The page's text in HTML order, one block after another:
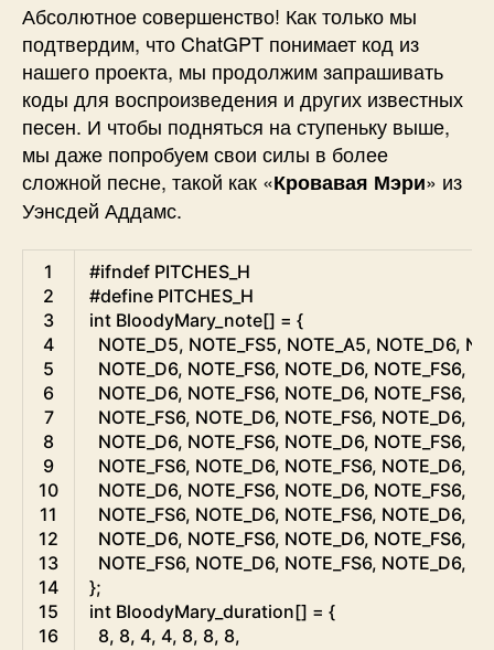
Абсолютное совершенство! Как только мы
подтвердим, что ChatGPT понимает код из
нашего проекта, мы продолжим запрашивать
коды для воспроизведения и других известных
песен. И чтобы подняться на ступеньку выше,
мы даже попробуем свои силы в более
сложной песне, такой как «Кровавая Мэри» из
Уэнсдей Аддамс.
1
2
3
4
5
6
7
8
9
10
11
12
13
14
15
16
#ifndef PITCHES_H
#define PITCHES_H
int BloodyMary_note[] = {
NOTE_D5, NOTE_FS5, NOTE_A5, NOTE_D6,
NOTE_D6, NOTE_FS6, NOTE_D6, NOTE_FS6,
NOTE_D6, NOTE_FS6, NOTE_D6, NOTE_FS6,
NOTE_FS6, NOTE_D6, NOTE_FS6, NOTE_D6,
NOTE_D6, NOTE_FS6, NOTE_D6, NOTE_FS6,
NOTE_FS6, NOTE_D6, NOTE_FS6, NOTE_D6,
NOTE_D6, NOTE_FS6, NOTE_D6, NOTE_FS6,
NOTE_FS6, NOTE_D6, NOTE_FS6, NOTE_D6,
NOTE_D6, NOTE_FS6, NOTE_D6, NOTE_FS6,
NOTE_FS6, NOTE_D6, NOTE_FS6, NOTE_D6,
};
int BloodyMary_duration[] = {
8, 8, 4, 4, 8, 8, 8,